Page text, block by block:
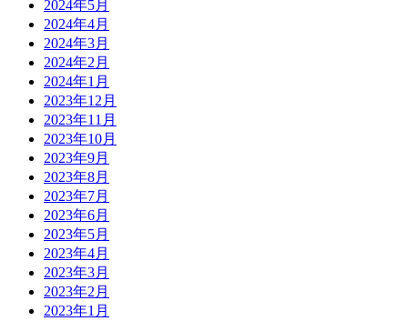
2024年5月
2024年4月
2024年3月
2024年2月
2024年1月
2023年12月
2023年11月
2023年10月
2023年9月
2023年8月
2023年7月
2023年6月
2023年5月
2023年4月
2023年3月
2023年2月
2023年1月